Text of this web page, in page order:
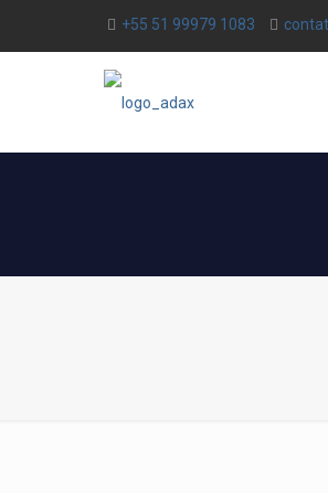
+55 51 99979 1083